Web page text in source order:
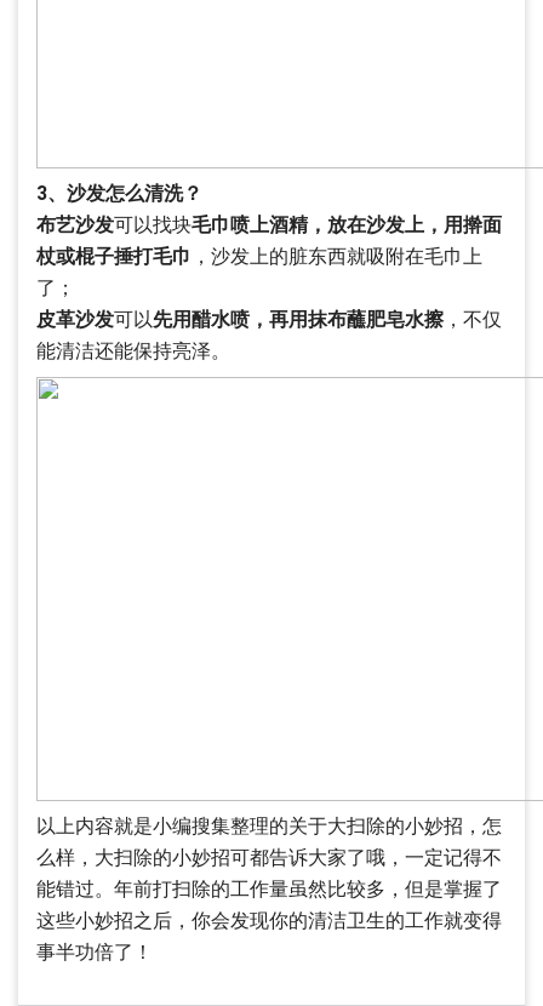
3、沙发怎么清洗？
布艺沙发可以找块毛巾喷上酒精，放在沙发上，用擀面
杖或棍子捶打毛巾 ，沙发上的脏东西就吸附在毛巾上
了；
皮革沙发可以先用醋水喷，再用抹布蘸肥皂水擦，不仅
能清洁还能保持亮泽。
以上内容就是小编搜集整理的关于大扫除的小妙招，怎
么样，大扫除的小妙招可都告诉大家了哦，一定记得不
能错过。年前打扫除的工作量虽然比较多，但是掌握了
这些小妙招之后，你会发现你的清洁卫生的工作就变得
事半功倍了！